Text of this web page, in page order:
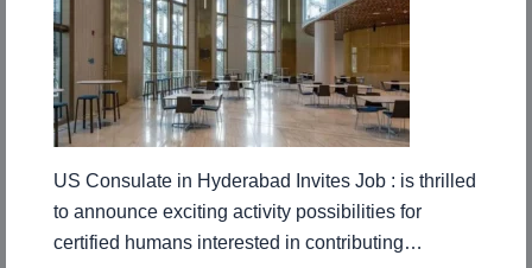
US Consulate in Hyderabad Invites Job : is thrilled
to announce exciting activity possibilities for
certified humans interested in contributing…